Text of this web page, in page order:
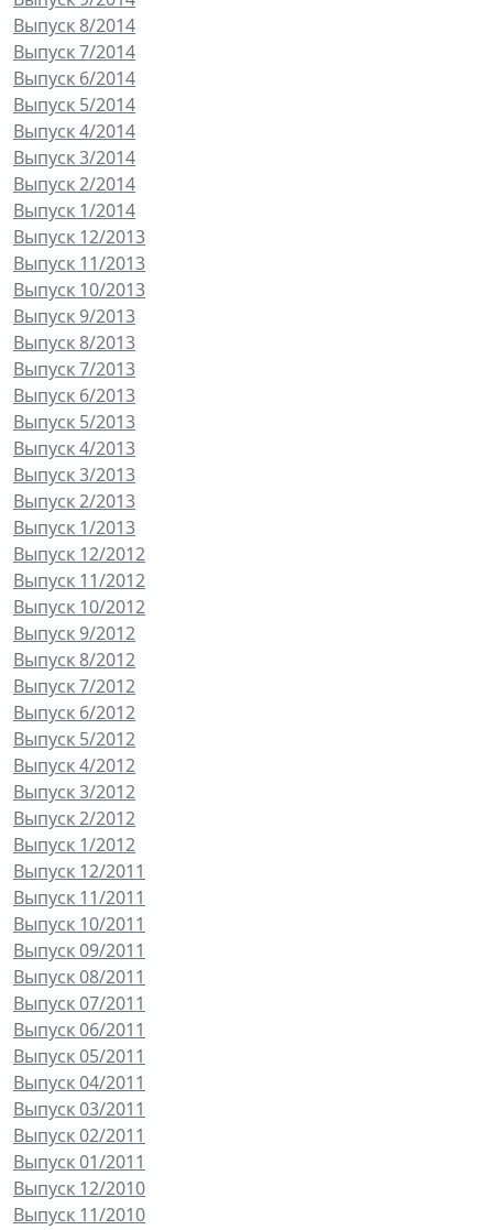
Выпуск 8/2014
Выпуск 7/2014
Выпуск 6/2014
Выпуск 5/2014
Выпуск 4/2014
Выпуск 3/2014
Выпуск 2/2014
Выпуск 1/2014
Выпуск 12/2013
Выпуск 11/2013
Выпуск 10/2013
Выпуск 9/2013
Выпуск 8/2013
Выпуск 7/2013
Выпуск 6/2013
Выпуск 5/2013
Выпуск 4/2013
Выпуск 3/2013
Выпуск 2/2013
Выпуск 1/2013
Выпуск 12/2012
Выпуск 11/2012
Выпуск 10/2012
Выпуск 9/2012
Выпуск 8/2012
Выпуск 7/2012
Выпуск 6/2012
Выпуск 5/2012
Выпуск 4/2012
Выпуск 3/2012
Выпуск 2/2012
Выпуск 1/2012
Выпуск 12/2011
Выпуск 11/2011
Выпуск 10/2011
Выпуск 09/2011
Выпуск 08/2011
Выпуск 07/2011
Выпуск 06/2011
Выпуск 05/2011
Выпуск 04/2011
Выпуск 03/2011
Выпуск 02/2011
Выпуск 01/2011
Выпуск 12/2010
Выпуск 11/2010